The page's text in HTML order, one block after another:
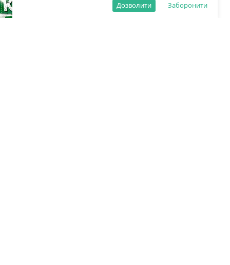
Заборонити
Дозволити